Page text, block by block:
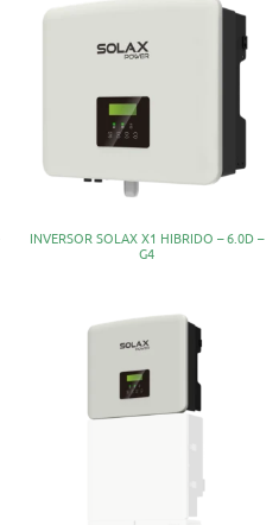
INVERSOR SOLAX X1 HIBRIDO – 6.0D –
G4